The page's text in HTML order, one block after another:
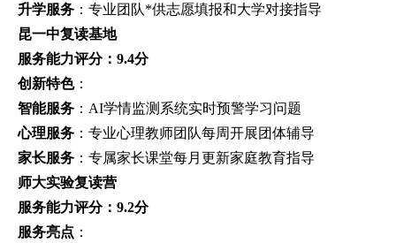
升学服务 ：专业团队*供志愿填报和大学对接指导
昆一中复读基地
服务能力评分：9.4分
创新特色：
智能服务 ：AI学情监测系统实时预警学习问题
心理服务 ：专业心理教师团队每周开展团体辅导
家长服务 ：专属家长课堂每月更新家庭教育指导
师大实验复读营
服务能力评分：9.2分
服务亮点 ：